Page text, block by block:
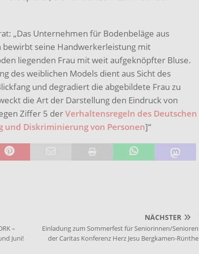
„Das Unternehmen für Bodenbeläge aus
seine Handwerkerleistung mit
liegenden Frau mit weit aufgeknöpfter Bluse.
des weiblichen Models dient aus Sicht des
und degradiert die abgebildete Frau zu
die Art der Darstellung den Eindruck von
Ziffer 5 derVerhaltensregeln des Deutschen
und Diskriminierung von Personen]“
–
Juni!
NÄCHSTER
Einladung zum Sommerfest für Seniorinnen/Senioren
der Caritas Konferenz Herz Jesu Bergkamen-Rünthe